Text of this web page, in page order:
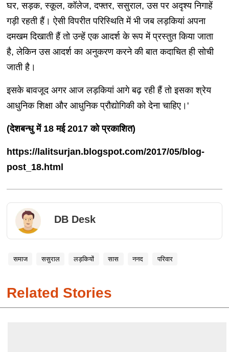
घर, सड़क, स्कूल, कॉलेज, दफ्तर, ससुराल, उस पर अदृश्य निगाहें
गड़ी रहती हैं। ऐसी विपरीत परिस्थिति में भी जब लड़कियां अपना
दमखम दिखाती हैं तो उन्हें एक आदर्श के रूप में प्रस्तुत किया जाता
है, लेकिन उस आदर्श का अनुकरण करने की बात कदाचित ही सोची
जाती है।
इसके बावजूद अगर आज लड़कियां आगे बढ़ रही हैं तो इसका श्रेय
आधुनिक शिक्षा और आधुनिक प्रौद्योगिकी को देना चाहिए।'
(देशबन्धु में 18 मई 2017 को प्रकाशित)
https://lalitsurjan.blogspot.com/2017/05/blog-
post_18.html
DB Desk
समाज ससुराल लड़कियों सास ननद परिवार
Related Stories